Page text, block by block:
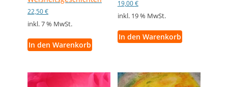
22,50€
inkl. 7 % MwSt.
In den Warenkorb
19,00€
inkl. 19 % MwSt.
In den Warenkorb